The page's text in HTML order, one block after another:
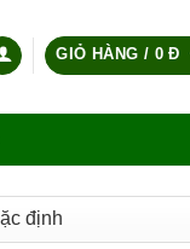
GIỎ HÀNG / 0Đ